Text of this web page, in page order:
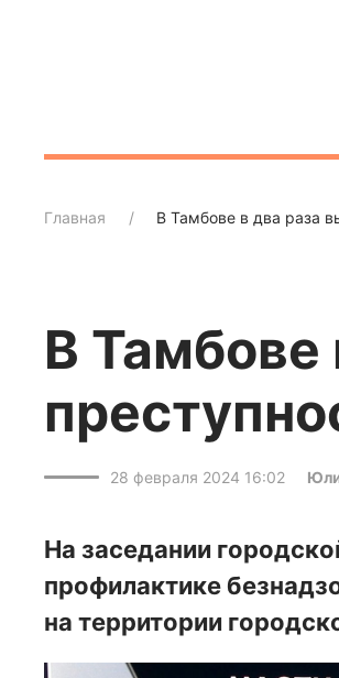
Главная В Тамбове в два раза
В Тамбове
28 февраля 2024 16:02
На заседании
профилактике
на территории